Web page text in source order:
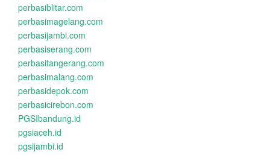
perbasiblitar.com
perbasimagelang.com
perbasijambi.com
perbasiserang.com
perbasitangerang.com
perbasimalang.com
perbasidepok.com
perbasicirebon.com
PGSIbandung.id
pgsiaceh.id
pgsijambi.id